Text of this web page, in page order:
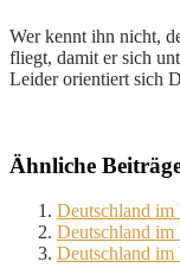
Wer kennt ihn nicht,
fliegt, damit er sich
Leider orientiert sich
Ähnliche
Deutschland im
Deutschland im
Deutschland im